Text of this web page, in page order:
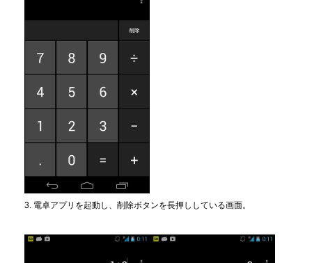
3. 電卓アプリを起動し、削除ボタンを長押ししている画面。